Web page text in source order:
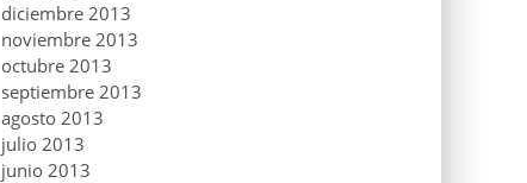
diciembre 2013
noviembre 2013
octubre 2013
septiembre 2013
agosto 2013
julio 2013
junio 2013